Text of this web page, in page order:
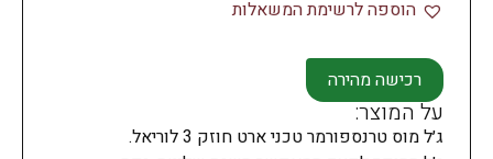
הוספה לרשימת המשאלות
רכישה מהירה
על המוצר:
ג׳ל מוס טרנספורמר טכני ארט חוזק 3 לוריאל.